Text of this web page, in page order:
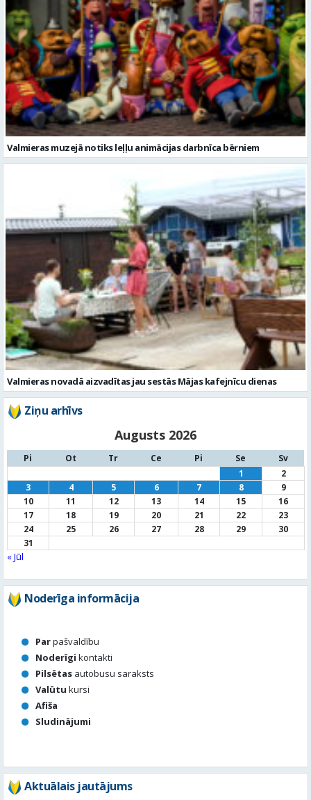
Valmieras muzejā notiks leļļu animācijas darbnīca bērniem
Valmieras novadā aizvadītas jau sestās Mājas kafejnīcu dienas
Ziņu arhīvs
Augusts 2026
Pi Ot Tr Ce Pi Se
Sv
1
2
3
4 5 6 7 8
9
10
11 12 13 14 15
16
17
18 19 20 21 22
23
24
25 26 27 28 29
30
31
« Jūl
Noderīga informācija
Parpašvaldību
Noderīgi kontakti
Pilsētas autobusu saraksts
Valūtu kursi
Afiša
Sludinājumi
Aktuālais jautājums